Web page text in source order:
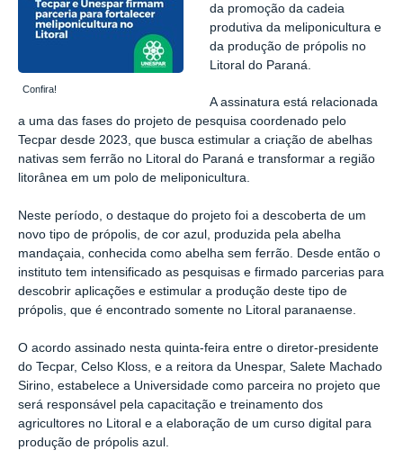
Confira!
da promoção da cadeia
produtiva da meliponicultura e
da produção de própolis no
Litoral do Paraná.
A assinatura está relacionada
a uma das fases do projeto de pesquisa coordenado pelo
Tecpar desde 2023, que busca estimular a criação de abelhas
nativas sem ferrão no Litoral do Paraná e transformar a região
litorânea em um polo de meliponicultura.
Neste período, o destaque do projeto foi a descoberta de um
novo tipo de própolis, de cor azul, produzida pela abelha
mandaçaia, conhecida como abelha sem ferrão. Desde então o
instituto tem intensificado as pesquisas e firmado parcerias para
descobrir aplicações e estimular a produção deste tipo de
própolis, que é encontrado somente no Litoral paranaense.
O acordo assinado nesta quinta-feira entre o diretor-presidente
do Tecpar, Celso Kloss, e a reitora da Unespar, Salete Machado
Sirino, estabelece a Universidade como parceira no projeto que
será responsável pela capacitação e treinamento dos
agricultores no Litoral e a elaboração de um curso digital para
produção de própolis azul.